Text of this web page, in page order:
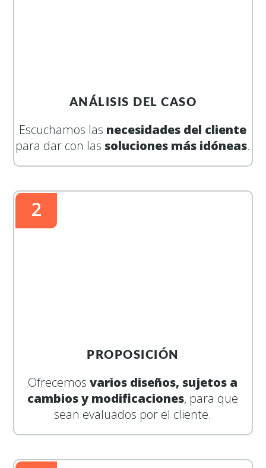
ANÁLISIS DEL CASO
Escuchamos las necesidades del cliente
para dar con las soluciones más idóneas.
2
PROPOSICIÓN
Ofrecemosvarios diseños, sujetos a
cambios y modificaciones, para que
sean evaluados por el cliente.